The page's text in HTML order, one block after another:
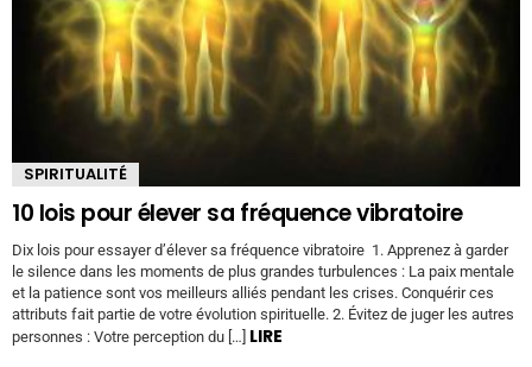
SPIRITUALITÉ
10 lois pour élever sa fréquence vibratoire
Dix lois pour essayer d’élever sa fréquence vibratoire 1. Apprenez à garder
le silence dans les moments de plus grandes turbulences : La paix mentale
et la patience sont vos meilleurs alliés pendant les crises. Conquérir ces
attributs fait partie de votre évolution spirituelle. 2. Évitez de juger les autres
personnes : Votre perception du […] LIRE